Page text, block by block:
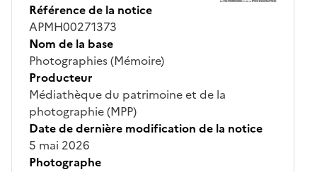
Référence de la notice
APMH00271373
Nom de la base
Photographies (Mémoire)
Producteur
Médiathèque du patrimoine et de la
photographie (MPP)
Date de dernière modification de la notice
5 mai 2026
Photographe